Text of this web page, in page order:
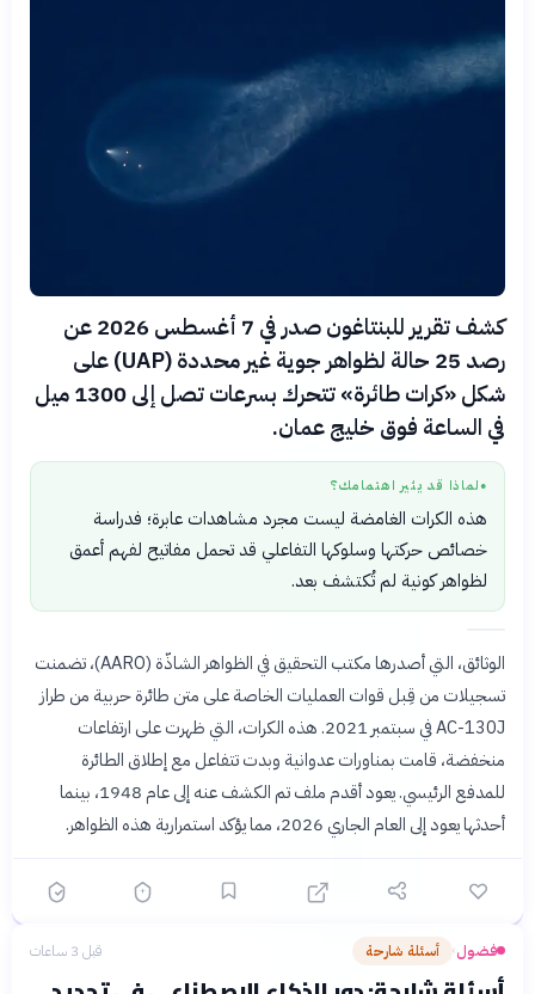
كشف تقرير للبنتاغون صدر في 7 أغسطس 2026 عن
رصد 25 حالة لظواهر جوية غير محددة (UAP) على
شكل «كرات طائرة» تتحرك بسرعات تصل إلى 1300 ميل
في الساعة فوق خليج عمان.
● لماذا قد يثير اهتمامك؟
هذه الكرات الغامضة ليست مجرد مشاهدات عابرة؛ فدراسة
خصائص حركتها وسلوكها التفاعلي قد تحمل مفاتيح لفهم أعمق
لظواهر كونية لم تُكتشف بعد.
الوثائق، التي أصدرها مكتب التحقيق في الظواهر الشاذّة (AARO)، تضمنت
تسجيلات من قِبل قوات العمليات الخاصة على متن طائرة حربية من طراز
AC-130J في سبتمبر 2021. هذه الكرات، التي ظهرت على ارتفاعات
منخفضة، قامت بمناورات عدوانية وبدت تتفاعل مع إطلاق الطائرة
للمدفع الرئيسي. يعود أقدم ملف تم الكشف عنه إلى عام 1948، بينما
أحدثها يعود إلى العام الجاري 2026، مما يؤكد استمرارية هذه الظواهر.
فضول› أسئلة شارحة قبل 3 ساعات